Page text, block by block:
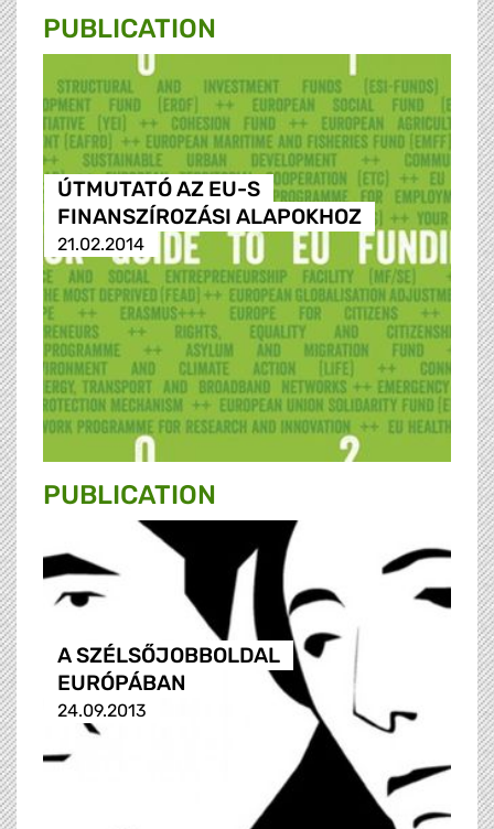
PUBLICATION
ÚTMUTATÓ AZ EU-S
FINANSZÍROZÁSI ALAPOKHOZ
21.02.2014
PUBLICATION
A SZÉLSŐJOBBOLDAL
EURÓPÁBAN
24.09.2013